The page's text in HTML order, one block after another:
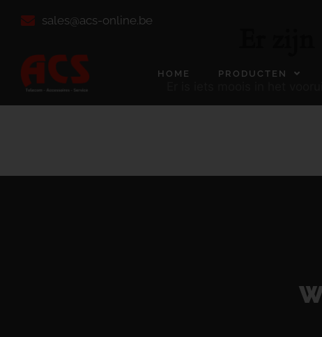
sales@acs-online.be
HOME PRODUCTEN